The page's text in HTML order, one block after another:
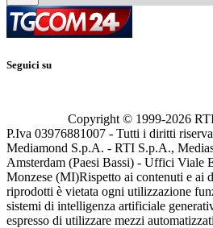
Seguici su
Copyright © 1999-2026
P.Iva 03976881007 - Tutti i diritti
Mediamond S.p.A. - RTI S.p.A.,
Amsterdam (Paesi Bassi) - Uffici Viale
Monzese (MI)Rispetto ai contenuti e ai
riprodotti è vietata ogni utilizzazione
sistemi di intelligenza artificiale
espresso di utilizzare mezzi